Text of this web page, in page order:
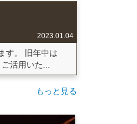
2023.01.04
す。 旧年中は
活用いた...
もっと見る